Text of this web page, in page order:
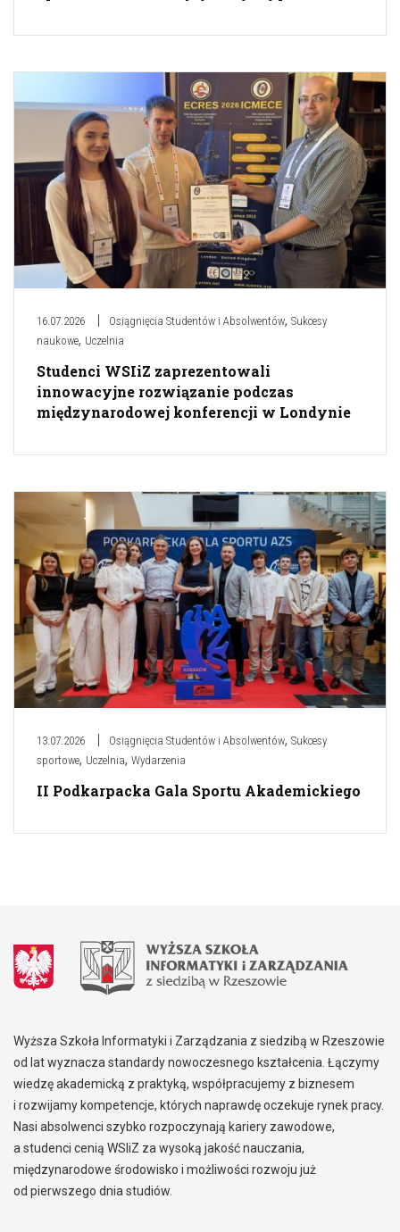
16.07.2026 Osiągnięcia Studentów i Absolwentów, Sukcesy
naukowe, Uczelnia
Studenci WSIiZ zaprezentowali
innowacyjne rozwiązanie podczas
międzynarodowej konferencji w Londynie
13.07.2026 Osiągnięcia Studentów i Absolwentów, Sukcesy
sportowe, Uczelnia, Wydarzenia
II Podkarpacka Gala Sportu Akademickiego
Wyższa Szkoła Informatyki i Zarządzania z siedzibą w Rzeszowie
od lat wyznacza standardy nowoczesnego kształcenia. Łączymy
wiedzę akademicką z praktyką, współpracujemy z biznesem
i rozwijamy kompetencje, których naprawdę oczekuje rynek pracy.
Nasi absolwenci szybko rozpoczynają kariery zawodowe,
a studenci cenią WSIiZ za wysoką jakość nauczania,
międzynarodowe środowisko i możliwości rozwoju już
od pierwszego dnia studiów.